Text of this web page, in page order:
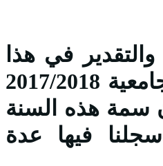
في هذا
اليوم المبارك الذي نفتتح فيه السنة الجامعية 2017/2018
سمة هذه السنة
2017/2018 التي سجلنا فيها عدة